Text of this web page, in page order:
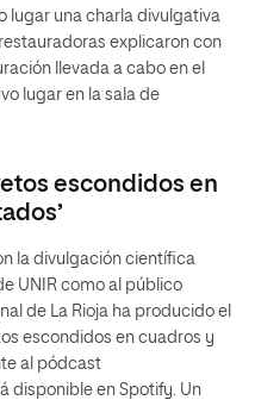
lugar una charla divulgativa
explicaron con
llevada a cabo en el
lugar en la sala de
escondidos en
la divulgación científica
UNIR como al público
de La Rioja ha producido el
escondidos en cuadros y
al pódcast
disponible en Spotify. Un